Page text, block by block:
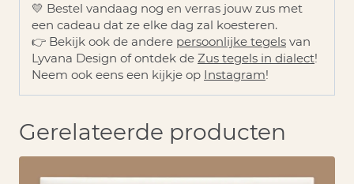
💛 Bestel vandaag nog en verras jouw zus met
een cadeau dat ze elke dag zal koesteren.
👉 Bekijk ook de andere persoonlijke tegels van
Lyvana Design of ontdek de Zus tegels in dialect!
Neem ook eens een kijkje op Instagram!
Gerelateerde producten